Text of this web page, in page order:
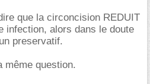
que la circoncision REDUIT
infection, alors dans le doute
preservatif.
même question.